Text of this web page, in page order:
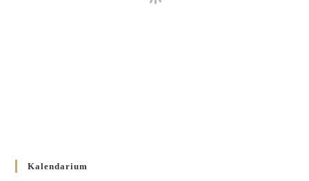
Kalendarium